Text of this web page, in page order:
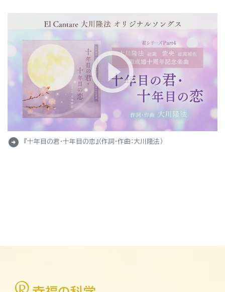
arrow_circle_right 『十年目の君・十年目の恋』（作詞・作曲：大川隆法）